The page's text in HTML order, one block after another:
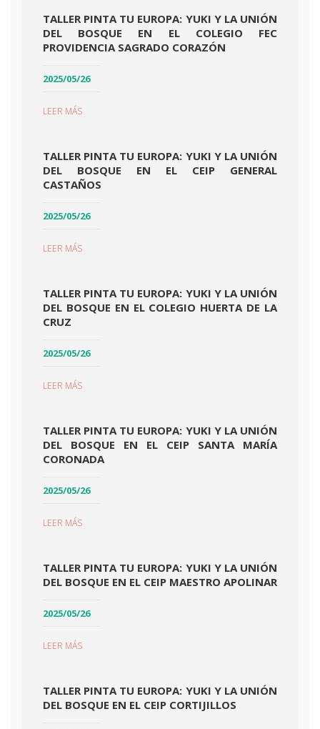
TALLER PINTA TU EUROPA: YUKI Y LA UNIÓN
DEL BOSQUE EN EL COLEGIO FEC
PROVIDENCIA SAGRADO CORAZÓN
2025/05/26
LEER MÁS
TALLER PINTA TU EUROPA: YUKI Y LA UNIÓN
DEL BOSQUE EN EL CEIP GENERAL
CASTAÑOS
2025/05/26
LEER MÁS
TALLER PINTA TU EUROPA: YUKI Y LA UNIÓN
DEL BOSQUE EN EL COLEGIO HUERTA DE LA
CRUZ
2025/05/26
LEER MÁS
TALLER PINTA TU EUROPA: YUKI Y LA UNIÓN
DEL BOSQUE EN EL CEIP SANTA MARÍA
CORONADA
2025/05/26
LEER MÁS
TALLER PINTA TU EUROPA: YUKI Y LA UNIÓN
DEL BOSQUE EN EL CEIP MAESTRO APOLINAR
2025/05/26
LEER MÁS
TALLER PINTA TU EUROPA: YUKI Y LA UNIÓN
DEL BOSQUE EN EL CEIP CORTIJILLOS